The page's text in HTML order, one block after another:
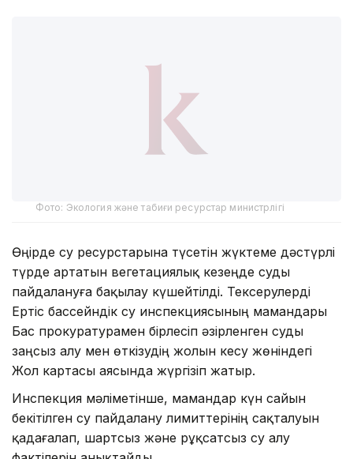
Фото: Экология және табиғи ресурстар министрлігі
Өңірде су ресурстарына түсетін жүктеме дәстүрлі
түрде артатын вегетациялық кезеңде суды
пайдалануға бақылау күшейтілді. Тексерулерді
Ертіс бассейндік су инспекциясының мамандары
Бас прокуратурамен бірлесіп әзірленген суды
заңсыз алу мен өткізудің жолын кесу жөніндегі
Жол картасы аясында жүргізіп жатыр.
Инспекция мәліметінше, мамандар күн сайын
бекітілген су пайдалану лимиттерінің сақталуын
қадағалап, шартсыз және рұқсатсыз су алу